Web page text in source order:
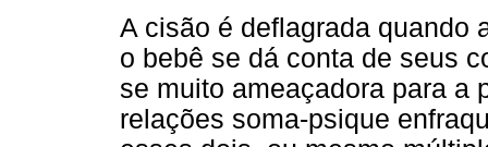
A cisão é deflagrada quando
o bebê se dá conta de seus
se muito ameaçadora para a
relações soma-psique